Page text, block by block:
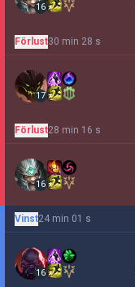
16
Förlust30 min 28 s
17
Förlust28 min 16 s
16
Vinst24 min 01 s
16